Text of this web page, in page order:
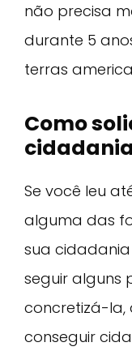
não precisa
durante 5
terras
Como
Se você leu
alguma das
sua
seguir alguns
concretizá-
conseguir